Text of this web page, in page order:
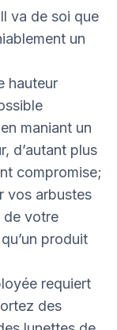
va de soi que
un
hauteur
maniant un
d’autant plus
compromise;
vos arbustes
de votre
produit
requiert
des